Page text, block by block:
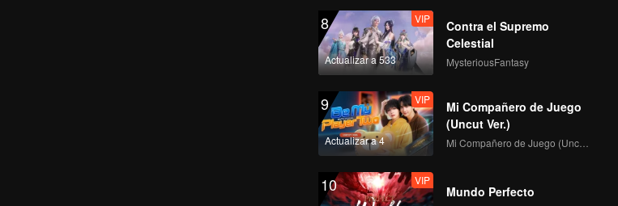
VIP 永远的17岁B_06
VIP EP07A: Bittersweet 17
VIP EP07B: Bittersweet 17
8
Actualizar a 533
VIP
Contra el Supremo
Celestial
MysteriousFantasy
9
Actualizar a 4
VIP
Mi Compañero de Juego
(Uncut Ver.)
Mi Compañero de Juego (Uncut Ver.)
10 VIP
Mundo Perfecto